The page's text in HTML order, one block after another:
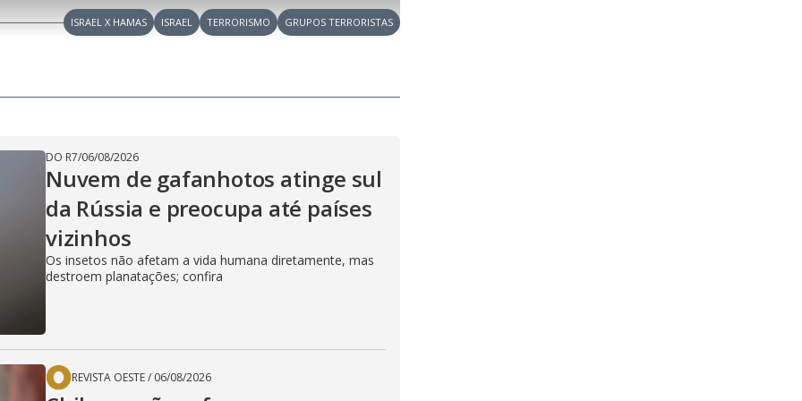
l
a
y
V
i
i
e
l
o
P
i
a
r
ISRAEL X HAMAS ISRAEL TERRORISMO GRUPOS TERRORISTAS
DO R7/06/08/2026
Nuvem de gafanhotos atinge sul
da Rússia e preocupa até países
vizinhos
Os insetos não afetam a vida humana diretamente, mas
destroem planatações; confira
REVISTA OESTE/ 06/08/2026